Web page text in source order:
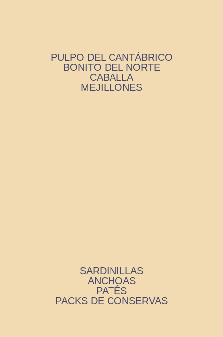
PULPO DEL CANTÁBRICO
BONITO DEL NORTE
CABALLA
MEJILLONES
SARDINILLAS
ANCHOAS
PATÉS
PACKS DE CONSERVAS